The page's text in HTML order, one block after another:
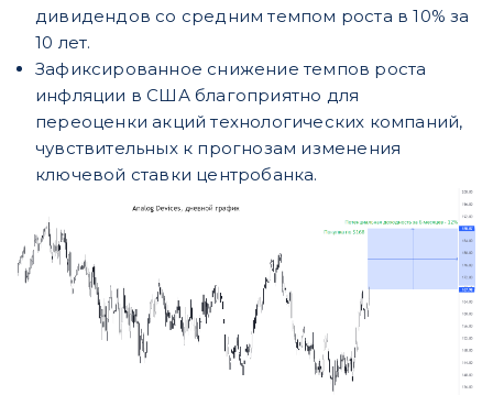
дивидендов со средним темпом роста в 10% за
10 лет.
Зафиксированное снижение темпов роста
инфляции в США благоприятно для
переоценки акций технологических компаний,
чувствительных к прогнозам изменения
ключевой ставки центробанка.